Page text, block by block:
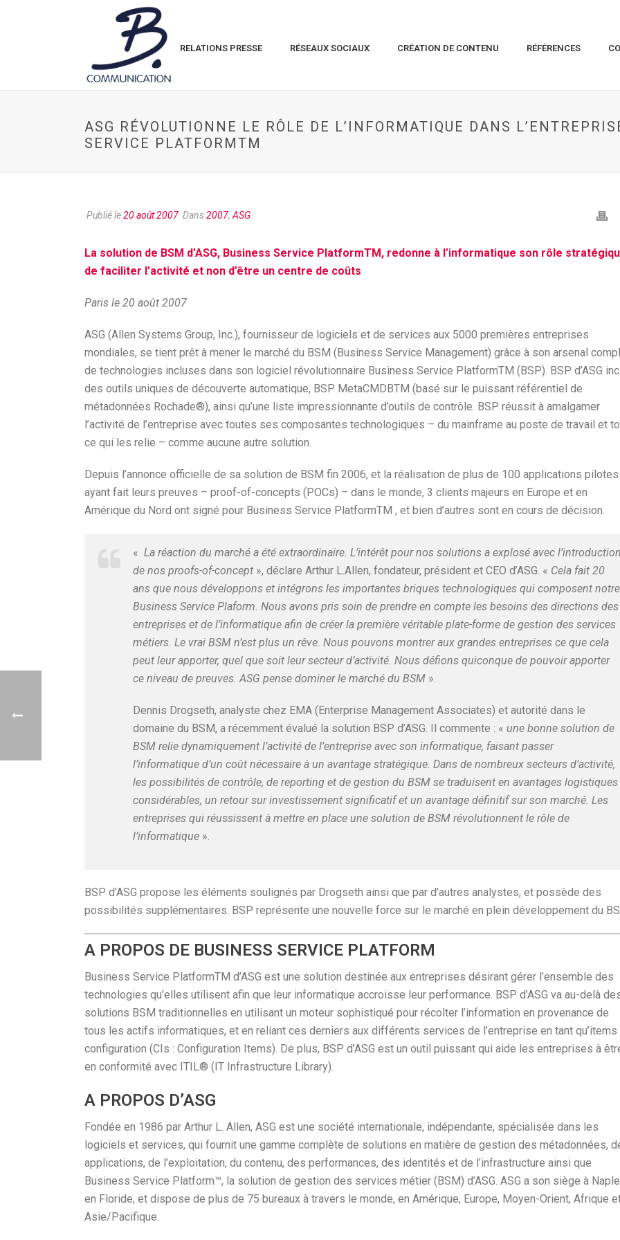
RELATIONS PRESSE RÉSEAUX SOCIAUX CRÉATION DE CONTENU RÉFÉRENCES
ASG RÉVOLUTIONNE LE RÔLE DE L’INFORMATIQUE DANS
SERVICE PLATFORMTM
Publié le20 août 2007 Dans2007, ASG
La solution de BSM d’ASG, Business Service PlatformTM, redonne à l’informatique son rôle
de faciliter l’activité et non d’être un centre de coûts
Paris le 20 août 2007
ASG (Allen Systems Group, Inc.), fournisseur de logiciels et de services aux 5000 premières entreprises
mondiales, se tient prêt à mener le marché du BSM (Business Service Management) grâce à son arsenal
de technologies incluses dans son logiciel révolutionnaire Business Service PlatformTM (BSP). BSP d’ASG
des outils uniques de découverte automatique, BSP MetaCMDBTM (basé sur le puissant référentiel de
métadonnées Rochade®), ainsi qu’une liste impressionnante d’outils de contrôle. BSP réussit à amalgamer
l’activité de l’entreprise avec toutes ses composantes technologiques – du mainframe au poste de travail et
ce qui les relie – comme aucune autre solution.
Depuis l’annonce officielle de sa solution de BSM fin 2006, et la réalisation de plus de 100 applications pilotes
ayant fait leurs preuves – proof-of-concepts (POCs) – dans le monde, 3 clients majeurs en Europe et en
Amérique du Nord ont signé pour Business Service PlatformTM , et bien d’autres sont en cours de décision.
« La réaction du marché a été extraordinaire. L’intérêt pour nos solutions a explosé avec
de nos proofs-of-concept », déclare Arthur L.Allen, fondateur, président et CEO d’ASG. « Cela fait 20
ans que nous développons et intégrons les importantes briques technologiques qui composent notre
Business Service Plaform. Nous avons pris soin de prendre en compte les besoins des directions des
entreprises et de l’informatique afin de créer la première véritable plate-forme de gestion des services
métiers. Le vrai BSM n’est plus un rêve. Nous pouvons montrer aux grandes entreprises ce que cela
peut leur apporter, quel que soit leur secteur d’activité. Nous défions quiconque de pouvoir apporter
ce niveau de preuves. ASG pense dominer le marché du BSM ».
Dennis Drogseth, analyste chez EMA (Enterprise Management Associates) et autorité dans le
domaine du BSM, a récemment évalué la solution BSP d’ASG. Il commente : « une bonne solution de
BSM relie dynamiquement l’activité de l’entreprise avec son informatique, faisant passer
l’informatique d’un coût nécessaire à un avantage stratégique. Dans de nombreux secteurs d’activité,
les possibilités de contrôle, de reporting et de gestion du BSM se traduisent en avantages logistiques
considérables, un retour sur investissement significatif et un avantage définitif sur son marché. Les
entreprises qui réussissent à mettre en place une solution de BSM révolutionnent le rôle de
l’informatique ».
BSP d’ASG propose les éléments soulignés par Drogseth ainsi que par d’autres analystes, et possède des
possibilités supplémentaires. BSP représente une nouvelle force sur le marché en plein développement du
A PROPOS DE BUSINESS SERVICE PLATFORM
Business Service PlatformTM d’ASG est une solution destinée aux entreprises désirant gérer l’ensemble des
technologies qu’elles utilisent afin que leur informatique accroisse leur performance. BSP d’ASG va au-delà
solutions BSM traditionnelles en utilisant un moteur sophistiqué pour récolter l’information en provenance de
tous les actifs informatiques, et en reliant ces derniers aux différents services de l’entreprise en tant qu’items
configuration (CIs : Configuration Items). De plus, BSP d’ASG est un outil puissant qui aide les entreprises à
en conformité avec ITIL® (IT Infrastructure Library).
A PROPOS D’ASG
Fondée en 1986 par Arthur L. Allen, ASG est une société internationale, indépendante, spécialisée dans les
logiciels et services, qui fournit une gamme complète de solutions en matière de gestion des métadonnées,
applications, de l’exploitation, du contenu, des performances, des identités et de l’infrastructure ainsi que
Business Service Platform™, la solution de gestion des services métier (BSM) d’ASG. ASG a son siège à
en Floride, et dispose de plus de 75 bureaux à travers le monde, en Amérique, Europe, Moyen-Orient, Afrique
Asie/Pacifique.